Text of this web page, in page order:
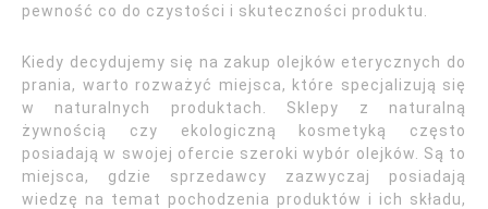
pewność co do czystości i skuteczności produktu.
Kiedy decydujemy się na zakup olejków eterycznych do
prania, warto rozważyć miejsca, które specjalizują się
w naturalnych produktach. Sklepy z naturalną
żywnością czy ekologiczną kosmetyką często
posiadają w swojej ofercie szeroki wybór olejków. Są to
miejsca, gdzie sprzedawcy zazwyczaj posiadają
wiedzę na temat pochodzenia produktów i ich składu,